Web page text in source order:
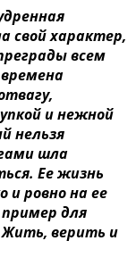
свой характер,
всем
и нежной
нельзя
шла
Ее жизнь
и ровно на ее
для
верить и